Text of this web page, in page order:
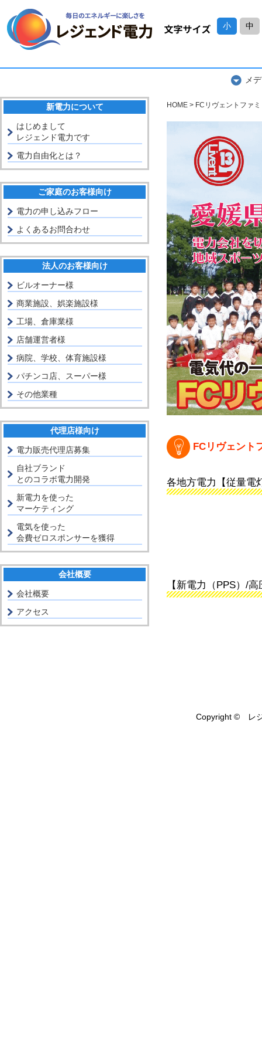
小 中
メ
新電力について
はじめまして
レジェンド電力です
電力自由化とは？
ご家庭のお客様向け
電力の申し込みフロー
よくあるお問合わせ
法人のお客様向け
ビルオーナー様
商業施設、娯楽施設様
工場、倉庫業様
店舗運営者様
病院、学校、体育施設様
パチンコ店、スーパー様
その他業種
代理店様向け
電力販売代理店募集
自社ブランド
とのコラボ電力開発
新電力を使った
マーケティング
電気を使った
会費ゼロスポンサーを獲得
会社概要
会社概要
アクセス
HOME FCリヴェントファ
FCリヴェント
各地方電力【従量電
【新電力（PPS）/
Copyright © レ